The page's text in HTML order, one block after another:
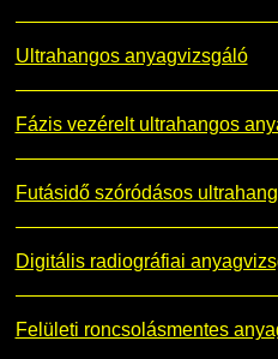
Ultrahangos anyagvizsgáló
Fázis vezérelt ultrahangos
Futásidő szóródásos
Digitális radiográfiai
Felületi roncsolásmentes